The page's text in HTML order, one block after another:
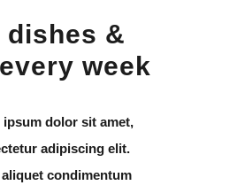
dishes &
week
ipsum dolor sit amet,
adipiscing elit.
aliquet condimentum